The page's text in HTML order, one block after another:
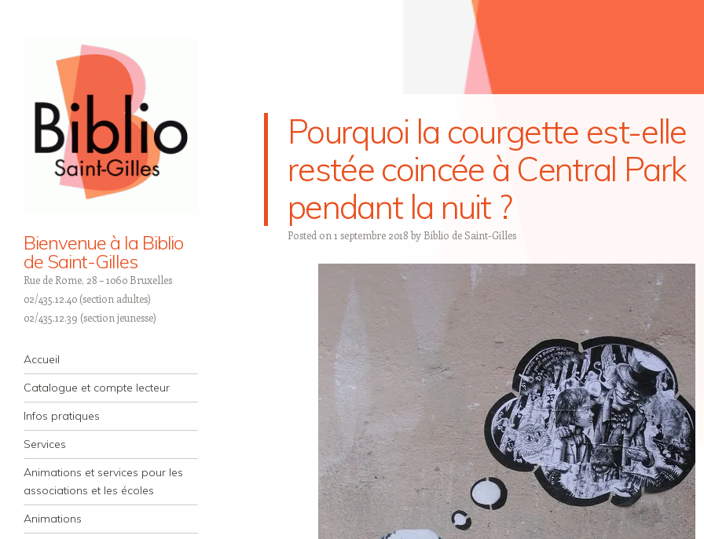
Bienvenue à la Biblio
de Saint-Gilles
Rue de Rome, 28 – 1060 Bruxelles
02/435.12.40 (section adultes)
02/435.12.39 (section jeunesse)
Navigation
Skip to content
Accueil
Catalogue et compte lecteur
Infos pratiques
Services
Animations et services pour les
associations et les écoles
Animations
Pourquoi la courgette est-elle
restée coincée à Central Park
pendant la nuit ?
Posted on 1 septembre 2018 by Biblio de Saint-Gilles